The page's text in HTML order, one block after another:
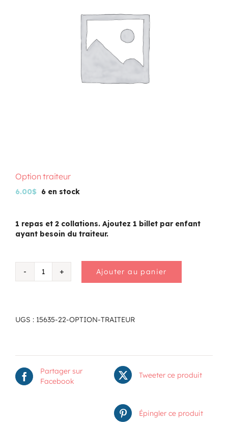
Option traiteur
6.00$ 6 en stock
1 repas et 2 collations. Ajoutez 1 billet par enfant
ayant besoin du traiteur.
quantité
Ajouter au panier
UGS : 15635-22-OPTION-TRAITEUR
Partager sur
Facebook
Tweeter ce produit
Épingler ce produit